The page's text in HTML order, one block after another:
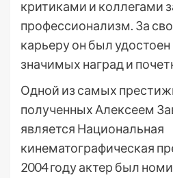
критиками и коллегами
профессионализм. За
карьеру он был
значимых наград и
Одной из самых
полученных Алексеем
является Национальная
кинематографическая
2004 году актер был